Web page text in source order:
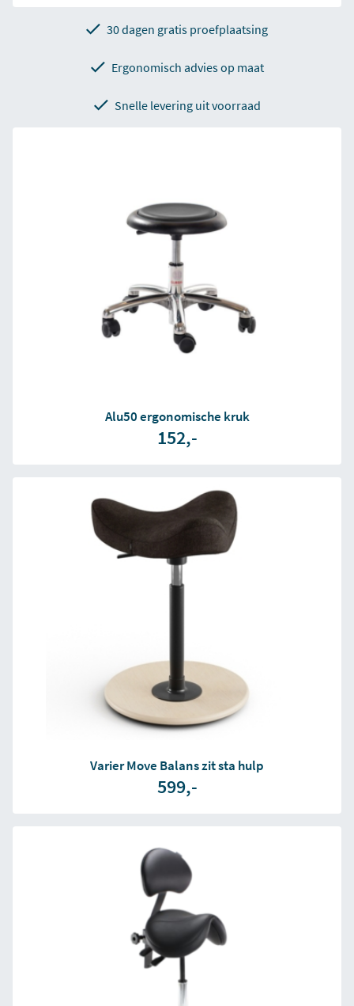
30 dagen gratis proefplaatsing
Ergonomisch advies op maat
Snelle levering uit voorraad
Alu50 ergonomische kruk
152,-
Varier Move Balans zit sta hulp
599,-